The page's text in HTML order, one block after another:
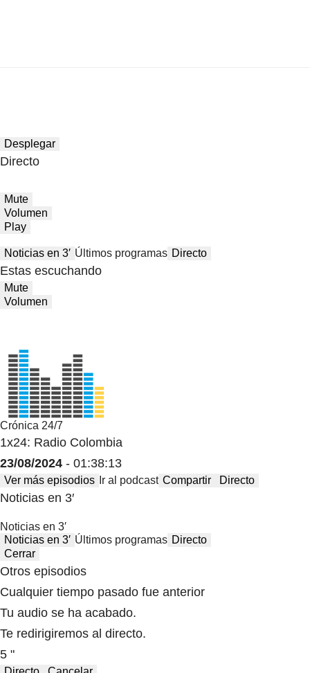
Desplegar
Directo
Mute
Volumen
Play
Noticias en 3′ Últimos programas Directo
Estas escuchando
Mute
Volumen
Crónica 24/7
1x24: Radio Colombia
23/08/2024 - 01:38:13
Ver más episodios Ir al podcast Compartir Directo
Noticias en 3′
Noticias en 3′
Noticias en 3′ Últimos programas Directo
Cerrar
Otros episodios
Cualquier tiempo pasado fue anterior
Tu audio se ha acabado.
Te redirigiremos al directo.
5 "